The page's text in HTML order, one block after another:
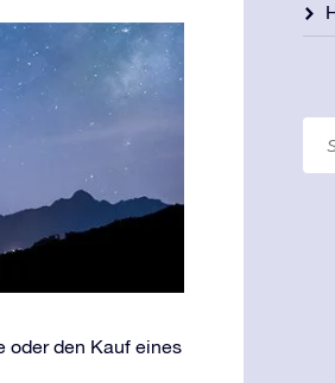
oder den Kauf eines